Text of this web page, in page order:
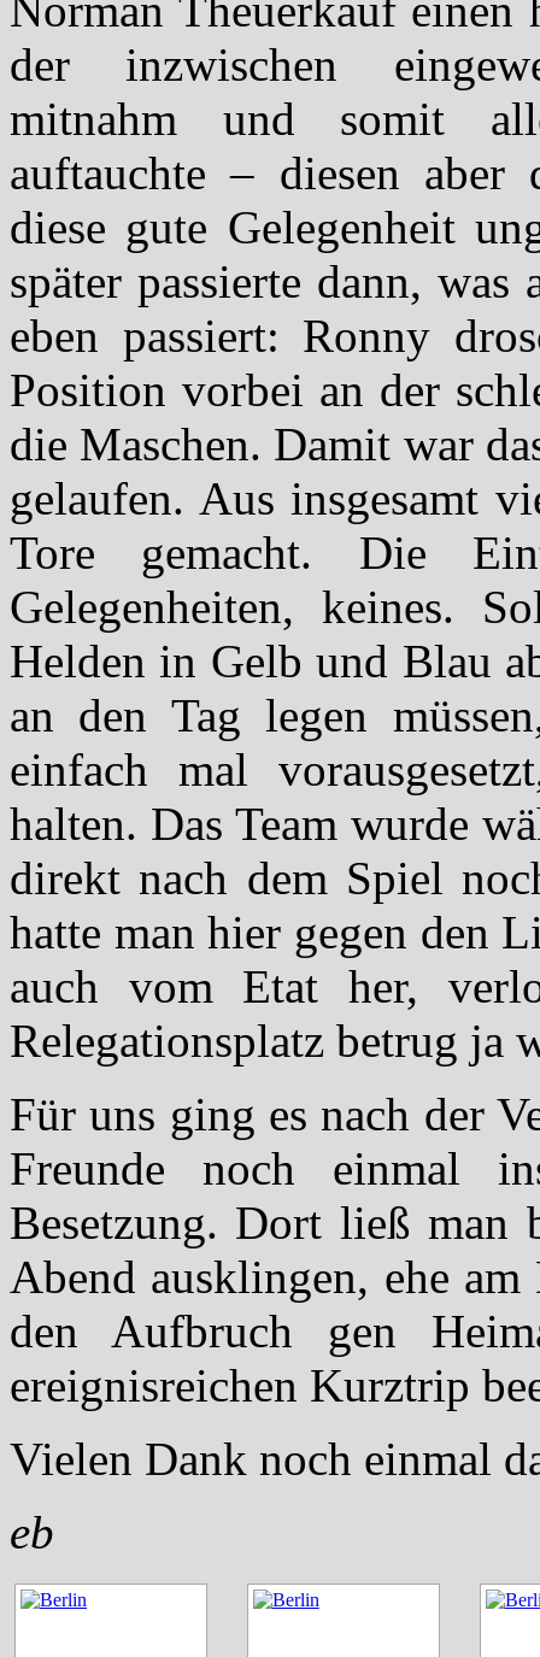
Norman Theuerkauf einen
der inzwischen
mitnahm und somit
auftauchte – diesen aber
diese gute Gelegenheit
später passierte dann,
eben passiert: Ronny
Position vorbei an der
die Maschen. Damit war
gelaufen. Aus insgesamt
Tore gemacht. Die
Gelegenheiten, keines.
Helden in Gelb und Blau
an den Tag legen
einfach mal
halten. Das Team wurde
direkt nach dem Spiel
hatte man hier gegen den
auch vom Etat her,
Relegationsplatz betrug ja
Für uns ging es nach der
Freunde noch einmal
Besetzung. Dort ließ man
Abend ausklingen, ehe
den Aufbruch gen
ereignisreichen Kurztrip
Vielen Dank noch einmal
eb